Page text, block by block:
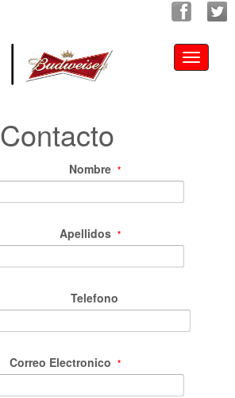
Toggle
Contacto
Nombre *
Apellidos *
Telefono
Correo Electronico *